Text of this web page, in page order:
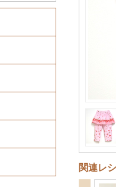
関連レ